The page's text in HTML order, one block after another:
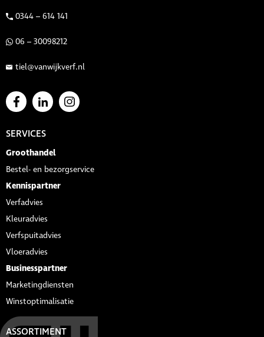
0344 – 614 141
06 – 30098212
tiel@vanwijkverf.nl
SERVICES
Groothandel
Bestel- en bezorgservice
Kennispartner
Verfadvies
Kleuradvies
Verfspuitadvies
Vloeradvies
Businesspartner
Marketingdiensten
Winstoptimalisatie
ASSORTIMENT